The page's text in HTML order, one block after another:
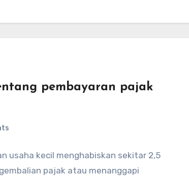
pembayaran pajak
usaha kecil menghabiskan sekitar 2,5
pajak atau menanggapi